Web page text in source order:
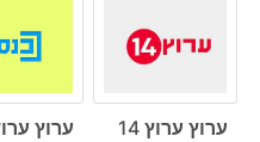
ערוץ ערוץ 14
ערוץ